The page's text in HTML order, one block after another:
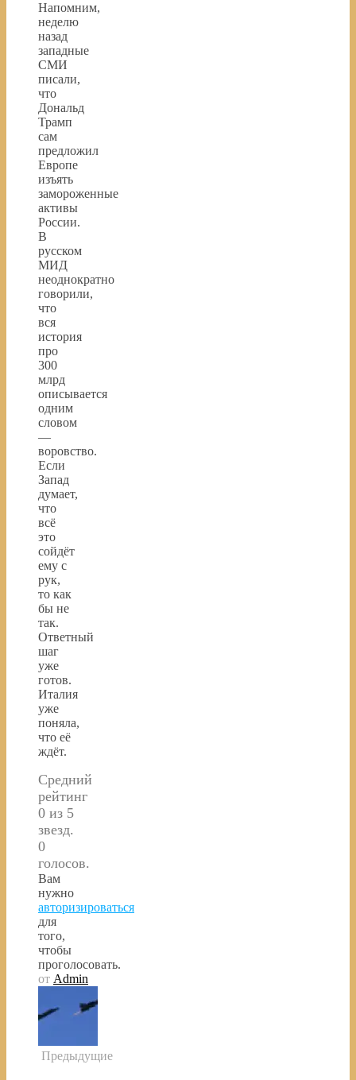
Напомним,
неделю
назад
западные
СМИ
писали,
что
Дональд
Трамп
сам
предложил
Европе
изъять
замороженные
активы
России.
В
русском
МИД
неоднократно
говорили,
что
вся
история
про
300
млрд
описывается
одним
словом
—
воровство.
Если
Запад
думает,
что
всё
это
сойдёт
ему с
рук,
то как
бы не
так.
Ответный
шаг
уже
готов.
Италия
уже
поняла,
что её
ждёт.
Средний
рейтинг
0 из 5
звезд.
0
голосов.
Вам
нужно
авторизироваться
для
того,
чтобы
проголосовать.
от Admin
Предыдущие